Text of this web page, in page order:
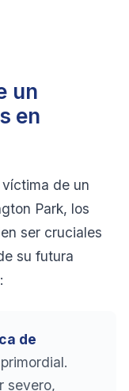
un
en
de un
Park, los
ser cruciales
su futura
de
severo,